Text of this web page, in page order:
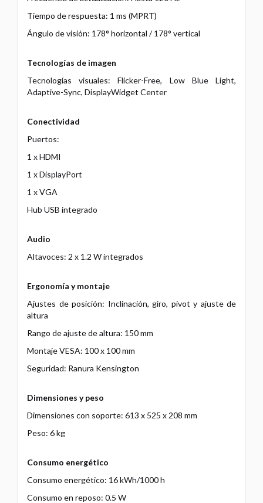
Tiempo de respuesta: 1 ms (MPRT)
Ángulo de visión: 178° horizontal / 178° vertical
Tecnologías de imagen
Tecnologías visuales: Flicker-Free, Low Blue Light,
Adaptive-Sync, DisplayWidget Center
Conectividad
Puertos:
1 x HDMI
1 x DisplayPort
1 x VGA
Hub USB integrado
Audio
Altavoces: 2 x 1.2 W integrados
Ergonomía y montaje
Ajustes de posición: Inclinación, giro, pivot y ajuste de
altura
Rango de ajuste de altura: 150 mm
Montaje VESA: 100 x 100 mm
Seguridad: Ranura Kensington
Dimensiones y peso
Dimensiones con soporte: 613 x 525 x 208 mm
Peso: 6 kg
Consumo energético
Consumo energético: 16 kWh/1000 h
Consumo en reposo: 0.5 W